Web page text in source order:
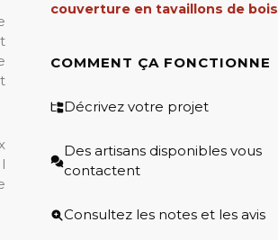
couverture en tavaillons de bois
COMMENT ÇA FONCTIONNE
Décrivez votre projet
Des artisans disponibles vous
contactent
Consultez les notes et les avis